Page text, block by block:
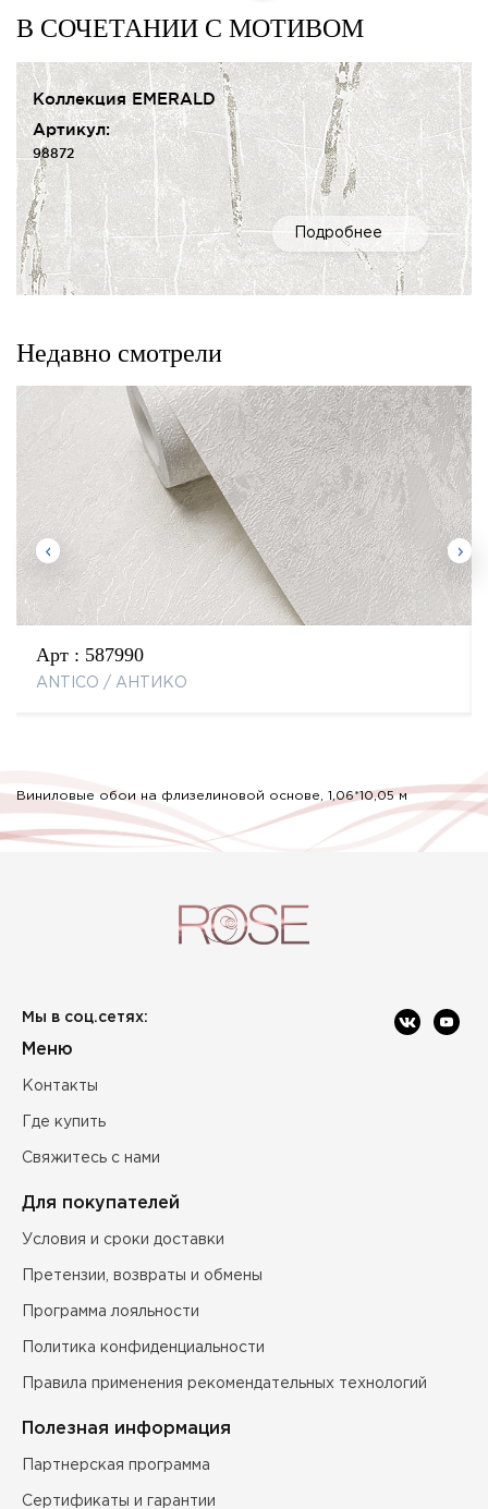
В СОЧЕТАНИИ С МОТИВОМ
Коллекция EMERALD
Артикул:
98872
Подробнее
Недавно смотрели
Арт : 587990
ANTICO / АНТИКО
Виниловые обои на флизелиновой основе, 1,06*10,05 м
Мы в соц.сетях:
Меню
Контакты
Где купить
Свяжитесь с нами
Для покупателей
Условия и сроки доставки
Претензии, возвраты и обмены
Программа лояльности
Политика конфиденциальности
Правила применения рекомендательных технологий
Полезная информация
Партнерская программа
Сертификаты и гарантии